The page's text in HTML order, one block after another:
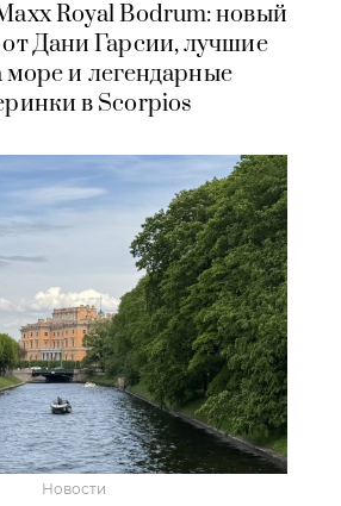
Royal Bodrum: новый
от Дани Гарсии, лучшие
море и легендарные
в Scorpios
Новости